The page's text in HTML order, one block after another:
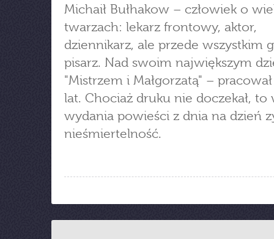
Michaił Bułhakow – człowiek o
twarzach: lekarz frontowy, aktor,
dziennikarz, ale przede wszystkim
pisarz. Nad swoim największym
"Mistrzem i Małgorzatą" –
lat. Chociaż druku nie doczekał,
wydania powieści z dnia na dzień
nieśmiertelność.